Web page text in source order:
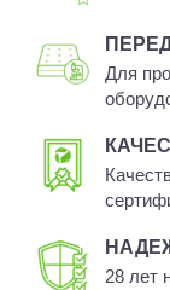
Для
28 лет